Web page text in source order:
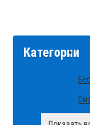
Категории